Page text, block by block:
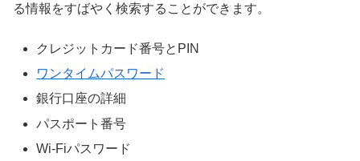
る情報をすばやく検索することができます。
クレジットカード番号とPIN
ワンタイムパスワード
銀行口座の詳細
パスポート番号
Wi-Fiパスワード